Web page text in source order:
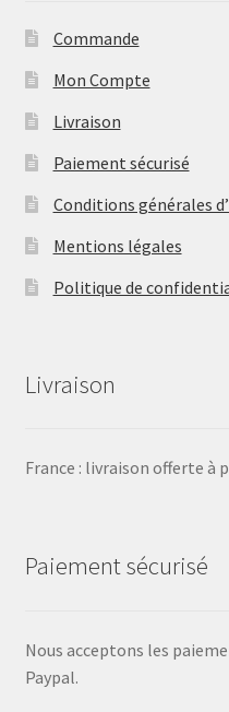
Commande
Mon Compte
Livraison
Paiement sécurisé
Conditions générales
Mentions légales
Politique de
Livraison
France : livraison offerte à
Paiement sécurisé
Nous acceptons les
Paypal.